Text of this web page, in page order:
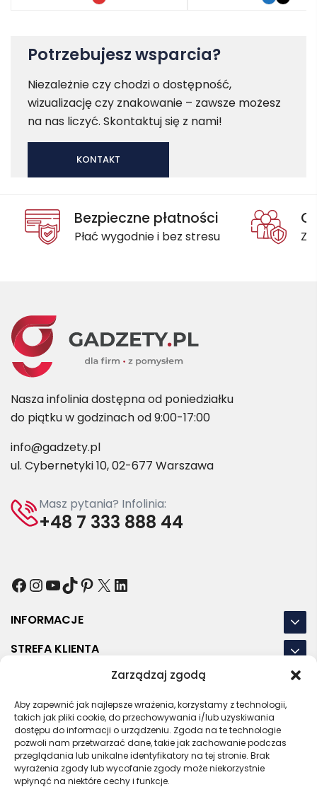
Zarządzaj zgodą
Aby zapewnić jak najlepsze wrażenia, korzystamy z technologii,
takich jak pliki cookie, do przechowywania i/lub uzyskiwania
dostępu do informacji o urządzeniu. Zgoda na te technologie
pozwoli nam przetwarzać dane, takie jak zachowanie podczas
przeglądania lub unikalne identyfikatory na tej stronie. Brak
wyrażenia zgody lub wycofanie zgody może niekorzystnie
wpłynąć na niektóre cechy i funkcje.
Potrzebujesz wsparcia?
Niezależnie czy chodzi o dostępność,
wizualizację czy znakowanie – zawsze możesz
na nas liczyć. Skontaktuj się z nami!
KONTAKT
Bezpieczne płatności
Płać wygodnie i bez stresu
Nasza infolinia dostępna od poniedziałku
do piątku w godzinach od 9:00-17:00
info@gadzety.pl
ul. Cybernetyki 10, 02-677 Warszawa
Masz pytania? Infolinia:
+48 7 333 888 44
Facebook
Instagram
YouTube
TikTok
Pinterest
X LinkedIn
INFORMACJE
STREFA KLIENTA
NASZE LOKALIZACJE
OSTATNIE POSTY
RODOREGULAMINPOLITYKA PRYWATNOŚCI